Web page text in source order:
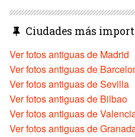
Ciudades más
Ver fotos antiguas de Madrid
Ver fotos antiguas de
Ver fotos antiguas de Sevilla
Ver fotos antiguas de Bilbao
Ver fotos antiguas de
Ver fotos antiguas de